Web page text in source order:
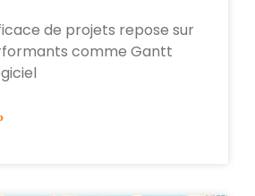
de projets repose sur
comme Gantt